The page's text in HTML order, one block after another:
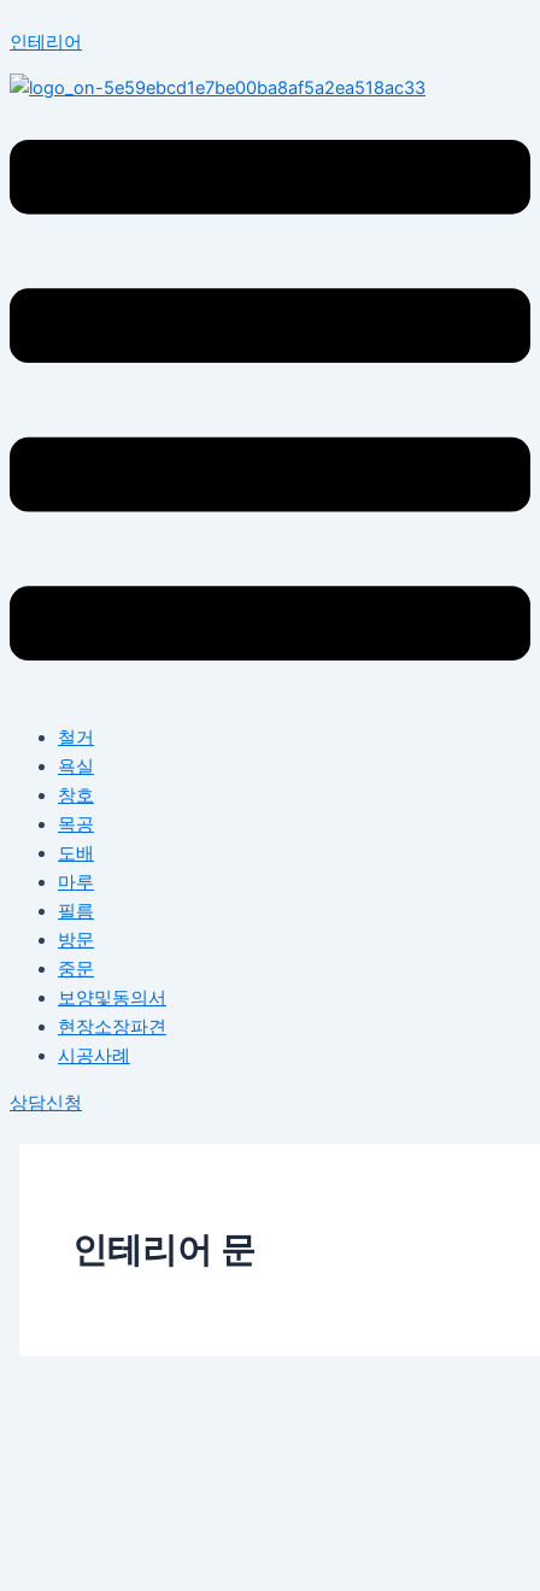
텐
츠
로
너
기
인테리어
철거
욕실
창호
목공
도배
마루
필름
방문
중문
보양및동의서
현장소장파견
시공사례
상담신청
인테리어 문